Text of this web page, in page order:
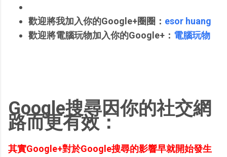
歡迎將我加入你的Google+圈圈： esor huang
歡迎將電腦玩物加入你的Google+： 電腦玩物
Google搜尋因你的社交網
路而更有效：
其實Google+對於Google搜尋的影響早就開始發生